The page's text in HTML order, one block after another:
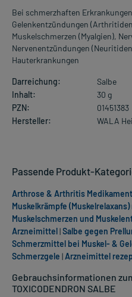
Bei schmerzhaften
Gelenkentzündungen
Muskelschmerzen (Myalgien),
Nervenentzündungen
Hauterkrankungen
Darreichung:
Salbe
Inhalt:
30 g
PZN:
01451383
Hersteller:
WALA
Gebrauchsinformationen
TOXICODENDRON SALBE
Passende Produkt-
Arthrose & Arthritis
Muskelkrämpfe
Muskelschmerzen und
Arzneimittel|Salbe gegen
Schmerzmittel bei Muskel- &
Schmerzgele |Arzneimittel